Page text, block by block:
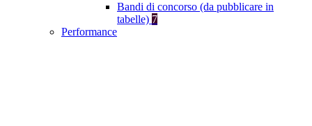
Bandi di concorso (da pubblicare in
tabelle) 7
Performance